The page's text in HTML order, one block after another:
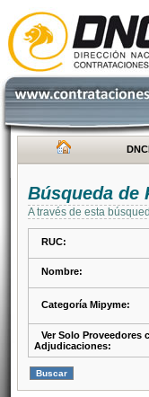
Búsqueda de
A través de esta
RUC:
Nombre:
Categoría Mipyme:
Ver Solo Proveedores
Adjudicaciones: